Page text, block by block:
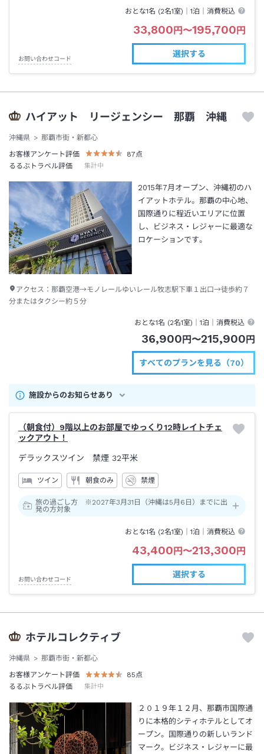
おとな1名 (2名1室)｜1泊 ｜消費税込
33,800円〜195,700円
お問い合わせコード
選択する
ハイアット リージェンシー 那覇 沖縄
沖縄県
那覇市街・新都心
お客様アンケート評価
87点
るるぶトラベル評価
集計中
2015年7月オープン、沖縄初のハ
イアットホテル。那覇の中心地、
国際通りに程近いエリアに位置
し、ビジネス・レジャーに最適な
ロケーションです。
アクセス： 那覇空港→モノレールゆいレール牧志駅下車１出口→徒歩約７
分またはタクシー約５分
おとな1名 (2名1室)｜1泊 ｜消費税込
36,900円〜215,900円
すべてのプランを見る（70）
施設からのお知らせあり
（朝食付）9階以上のお部屋でゆっくり12時レイトチェ
ックアウト！
デラックスツイン 禁煙 32平米
ツイン 朝食のみ 禁煙
旅の過ごし方 ※2027年3月31日（沖縄は5月6日）までに出
発の方対象
おとな1名 (2名1室)｜1泊 ｜消費税込
43,400円〜213,300円
お問い合わせコード
選択する
ホテルコレクティブ
沖縄県
那覇市街・新都心
お客様アンケート評価
85点
るるぶトラベル評価
集計中
２０１９年１２月、那覇市国際通
りに本格的シティホテルとしてオ
ープン。国際通りの新しいランド
マーク。ビジネス・レジャーに最